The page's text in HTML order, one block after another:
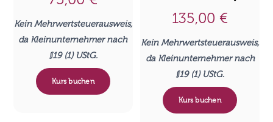
Kein Mehrwertsteuerausweis,
da Kleinunternehmer nach
§19 (1) UStG.
Kurs buchen
135,00 €
Kein Mehrwertsteuerausweis,
da Kleinunternehmer nach
§19 (1) UStG.
Kurs buchen